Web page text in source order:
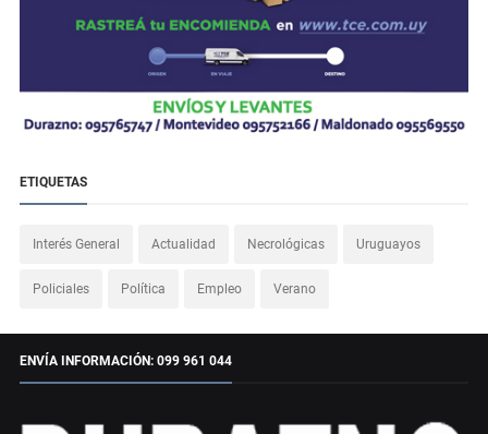
ETIQUETAS
Interés General Actualidad Necrológicas Uruguayos
Policiales Política Empleo Verano
ENVÍA INFORMACIÓN: 099 961 044